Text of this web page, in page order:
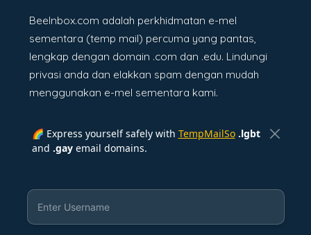
BeeInbox.com adalah perkhidmatan e-mel
sementara (temp mail) percuma yang pantas,
lengkap dengan domain .com dan .edu. Lindungi
privasi anda dan elakkan spam dengan mudah
menggunakan e-mel sementara kami.
🌈 Express yourself safely with TempMailSo .lgbt
and .gayemail domains.